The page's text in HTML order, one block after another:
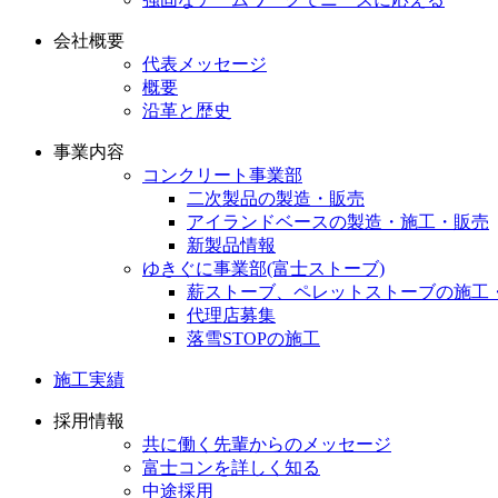
会社概要
代表メッセージ
概要
沿革と歴史
事業内容
コンクリート事業部
二次製品の製造・販売
アイランドベースの製造・施工・販売
新製品情報
ゆきぐに事業部(富士ストーブ)
薪ストーブ、ペレットストーブの施工
代理店募集
落雪STOPの施工
施工実績
採用情報
共に働く先輩からのメッセージ
富士コンを詳しく知る
中途採用